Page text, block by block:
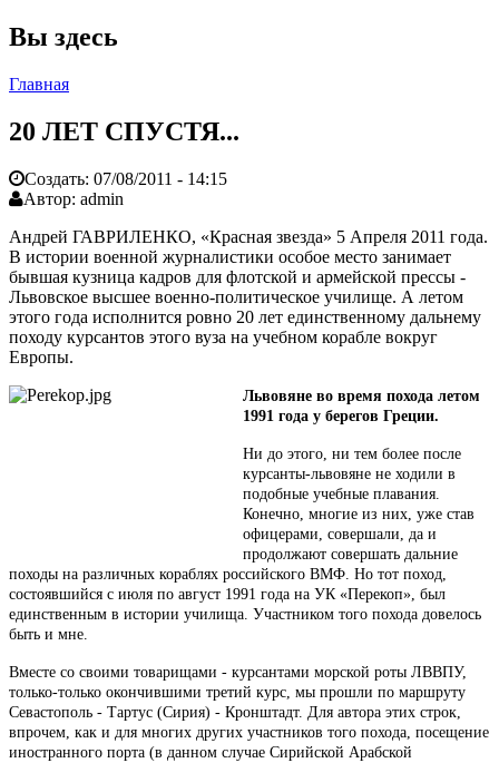
Вы здесь
Главная
20 ЛЕТ СПУСТЯ...
Создать: 07/08/2011 - 14:15
Автор: admin
Андрей ГАВРИЛЕНКО, «Красная звезда» 5 Апреля 2011 года.
В истории военной журналистики особое место занимает
бывшая кузница кадров для флотской и армейской прессы -
Львовское высшее военно-политическое училище. А летом
этого года исполнится ровно 20 лет единственному дальнему
походу курсантов этого вуза на учебном корабле вокруг
Европы.
Львовяне во время похода летом
1991 года у берегов Греции.
Ни до этого, ни тем более после
курсанты-львовяне не ходили в
подобные учебные плавания.
Конечно, многие из них, уже став
офицерами, совершали, да и
продолжают совершать дальние
походы на различных кораблях российского ВМФ. Но тот поход,
состоявшийся с июля по август 1991 года на УК «Перекоп», был
единственным в истории училища. Участником того похода довелось
быть и мне.
Вместе со своими товарищами - курсантами морской роты ЛВВПУ,
только-только окончившими третий курс, мы прошли по маршруту
Севастополь - Тартус (Сирия) - Кронштадт. Для автора этих строк,
впрочем, как и для многих других участников того похода, посещение
иностранного порта (в данном случае Сирийской Арабской